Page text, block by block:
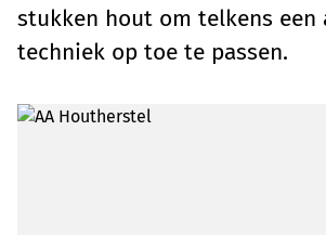
stukken hout om telkens een
techniek op toe te passen.